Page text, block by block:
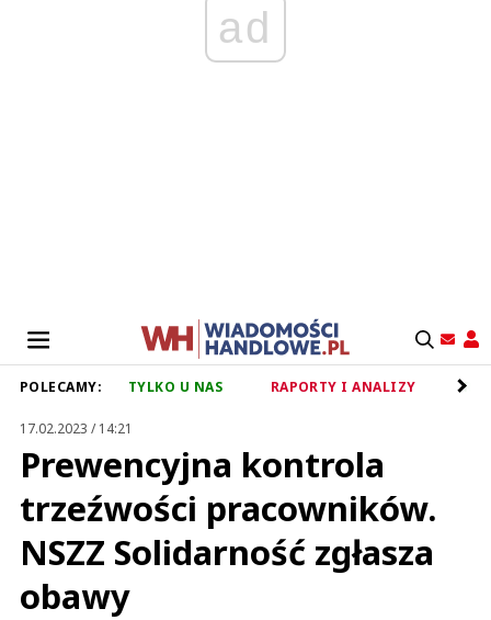
ad
POLECAMY: TYLKO U NAS RAPORTY I ANALIZY
17.02.2023 / 14:21
Prewencyjna kontrola
trzeźwości pracowników.
NSZZ Solidarność zgłasza
obawy